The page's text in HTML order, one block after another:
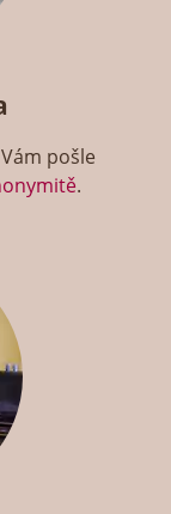
pošle
.